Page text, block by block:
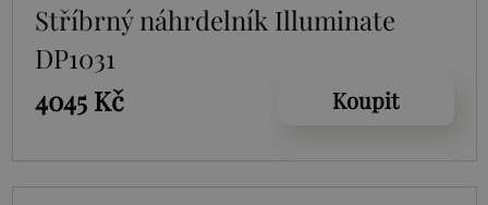
Stříbrný náhrdelník Illuminate
DP1031
4045 Kč
Koupit